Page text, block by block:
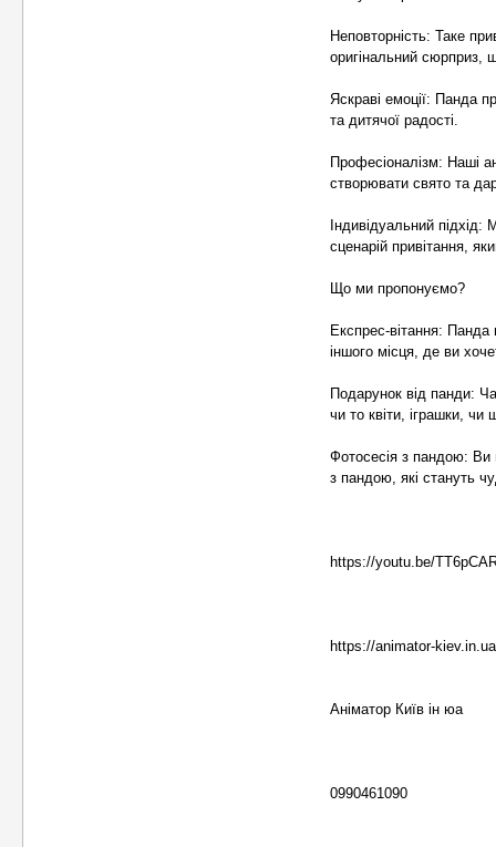
Неповторність: Таке
оригінальний сюрприз,
Яскраві емоції: Панда
та дитячої радості.
Професіоналізм: Наші
створювати свято та
Індивідуальний
сценарій привітання,
Що ми пропонуємо?
Експрес-вітання:
іншого місця, де ви
Подарунок від панди:
чи то квіти, іграшки, чи
Фотосесія з пандою: Ви
з пандою, які стануть
https://youtu.be/
https://animator-
Аніматор Київ ін юа
0990461090